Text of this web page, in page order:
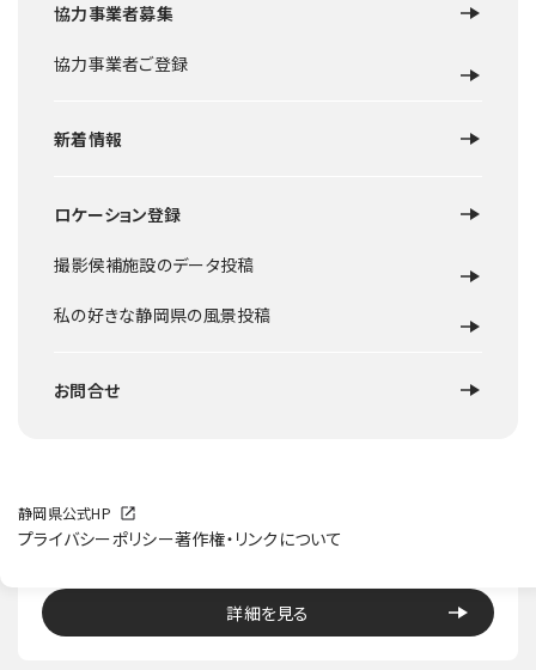
協力事業者募集
協力事業者ご登録
新着情報
ロケーション登録
撮影侯補施設のデータ投稿
私の好きな静岡県の風景投稿
お問合せ
静岡県公式HP
プライバシーポリシー著作権・リンクについて
富士宮市
富士宮 猪之頭森のロケーション
詳細を見る